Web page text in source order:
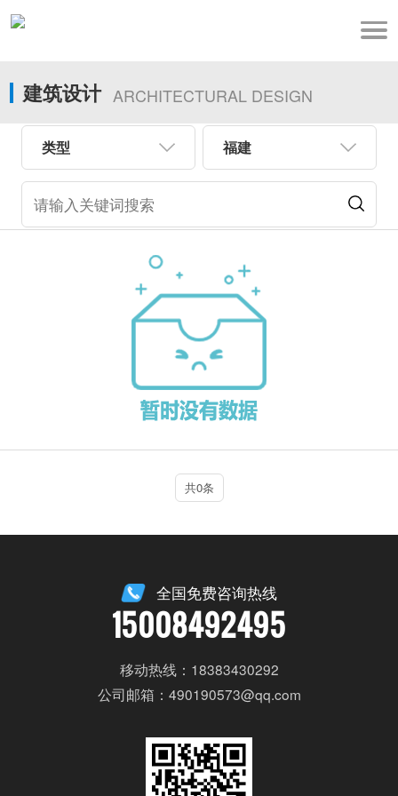
建筑设计 ARCHITECTURAL DESIGN
类型 福建
共0条
全国免费咨询热线
15008492495
移动热线：18383430292
公司邮箱：490190573@qq.com